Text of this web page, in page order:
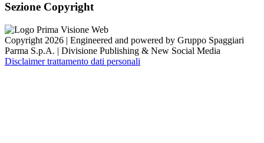
Sezione Copyright
Copyright 2026 | Engineered and powered by Gruppo Spaggiari
Parma S.p.A. | Divisione Publishing & New Social Media
Disclaimer trattamento dati personali